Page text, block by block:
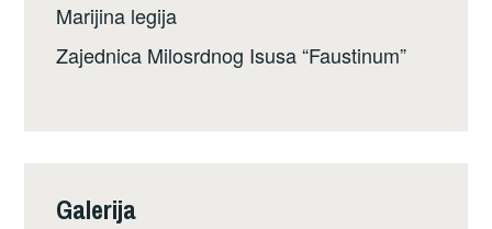
Marijina legija
Zajednica Milosrdnog Isusa “Faustinum”
Galerija